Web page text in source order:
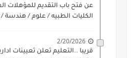
عن فتح باب التقديم للمؤهلات
الكليات الطبيه / علوم / هندسة
2/20/2026
قريبا ..التعليم تعلن تعيينات